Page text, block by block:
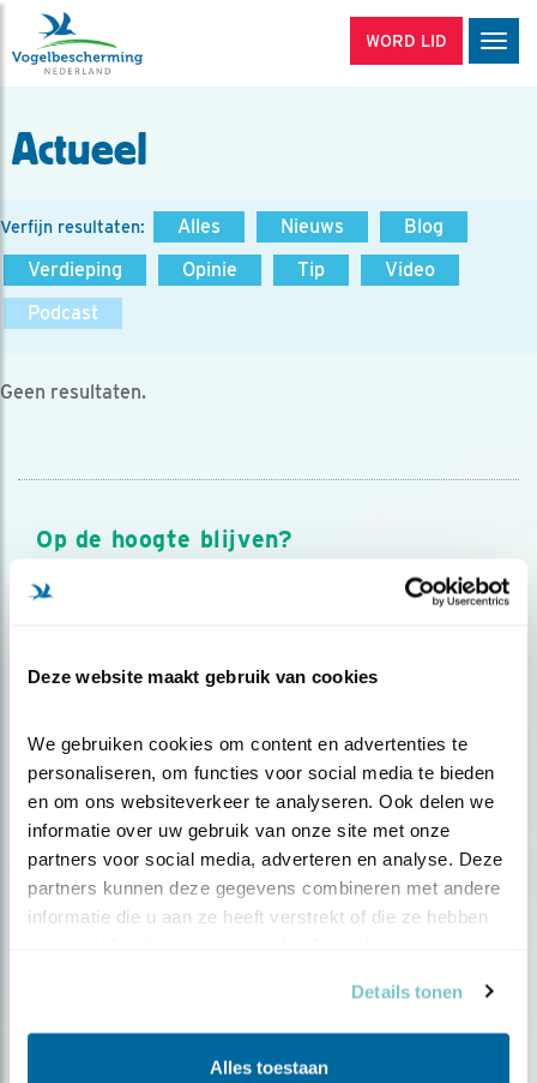
Deze website maakt gebruik van cookies
We gebruiken cookies om content en advertenties te
personaliseren, om functies voor social media te bieden
en om ons websiteverkeer te analyseren. Ook delen we
informatie over uw gebruik van onze site met onze
partners voor social media, adverteren en analyse. Deze
partners kunnen deze gegevens combineren met andere
informatie die u aan ze heeft verstrekt of die ze hebben
Details tonen
Alles toestaan
WORD LID
Actueel
Verfijn resultaten: Alles Nieuws
Blog
Verdieping
Opinie Tip
Video
Podcast
Geen resultaten.
Op de hoogte blijven?
Meld je aan en ontvang nieuws, inspiratie, acties en tips
over vogels en activiteiten van Vogelbescherming.